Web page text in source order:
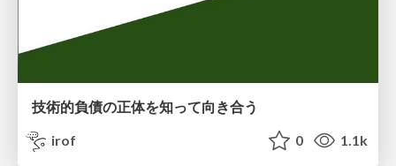
技術的負債の正体を知って向き合う
irof
0 1.1k